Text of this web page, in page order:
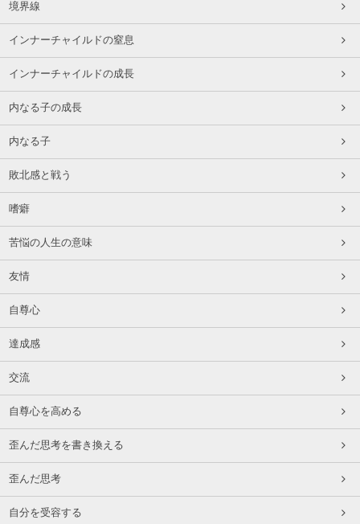
境界線
インナーチャイルドの窒息
インナーチャイルドの成長
内なる子の成長
内なる子
敗北感と戦う
嗜癖
苦悩の人生の意味
友情
自尊心
達成感
交流
自尊心を高める
歪んだ思考を書き換える
歪んだ思考
自分を受容する